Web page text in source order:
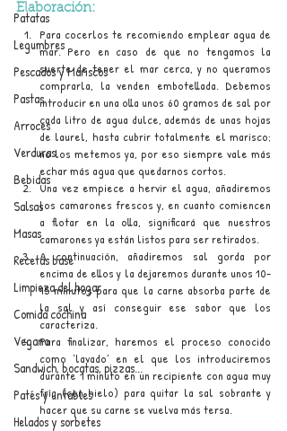
Patatas
Legumbres
Pescados y Mariscos
Pastas
Arroces
Verduras
Bebidas
Salsas
Masas
Recetas base
Limpieza del hogar
Comida cochina
Vegano
Sandwich, bocatas, pizzas...
Patés y untables
Helados y sorbetes
Elaboración:
Para cocerlos te recomiendo emplear agua de
mar. Pero en caso de que no tengamos la
suerte de tener el mar cerca, y no queramos
comprarla, la venden embotellada. Debemos
introducir en una olla unos 60 gramos de sal por
cada litro de agua dulce, además de unas hojas
de laurel, hasta cubrir totalmente el marisco;
no los metemos ya, por eso siempre vale más
echar más agua que quedarnos cortos.
Una vez empiece a hervir el agua, añadiremos
los camarones frescos y, en cuanto comiencen
a flotar en la olla, significará que nuestros
camarones ya están listos para ser retirados.
A continuación, añadiremos sal gorda por
encima de ellos y la dejaremos durante unos 10-
15 minutos para que la carne absorba parte de
la sal y así conseguir ese sabor que los
caracteriza.
Para finalizar, haremos el proceso conocido
como ‘lavado’ en el que los introduciremos
durante 1 minuto en un recipiente con agua muy
fría (con hielo) para quitar la sal sobrante y
hacer que su carne se vuelva más tersa.